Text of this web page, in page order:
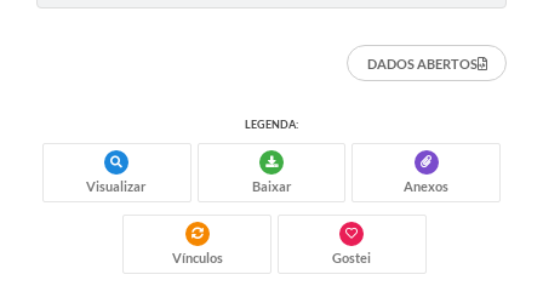
DADOS ABERTOS
LEGENDA:
Visualizar Baixar Anexos
Vínculos Gostei